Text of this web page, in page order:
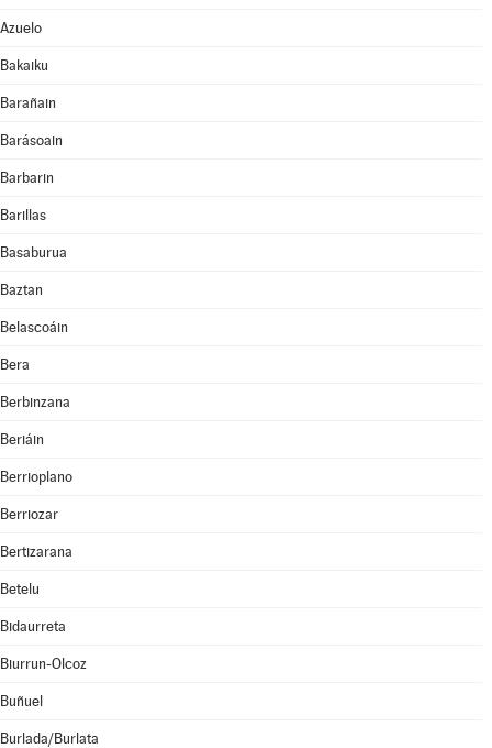
Azuelo
Bakaiku
Barañain
Barásoain
Barbarin
Barillas
Basaburua
Baztan
Belascoáin
Bera
Berbinzana
Beriáin
Berrioplano
Berriozar
Bertizarana
Betelu
Bidaurreta
Biurrun-Olcoz
Buñuel
Burlada/Burlata